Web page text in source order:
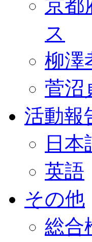
京都
ス
柳澤
菅沼
活動報
日本
英語
その他
総合